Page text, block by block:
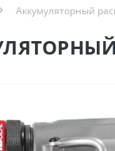
Аккумуляторный